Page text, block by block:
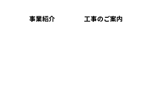
事業紹介 工事のご案内